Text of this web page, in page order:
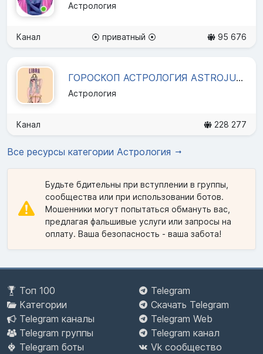
Астрология
Канал ⦿ приватный ⦿ 95 676
ГОРОСКОП АСТРОЛОГИЯ ASTROJULIA
Астрология
Канал 228 277
Все ресурсы категории Астрология
Будьте бдительны при вступлении в группы,
сообщества или при использовании ботов.
Мошенники могут попытаться обмануть вас,
предлагая фальшивые услуги или запросы на
оплату. Ваша безопасность - ваша забота!
Топ 100
Категории
Telegram каналы
Telegram группы
Telegram боты
Telegram
Скачать Telegram
Telegram Web
Telegram канал
Vk сообщество